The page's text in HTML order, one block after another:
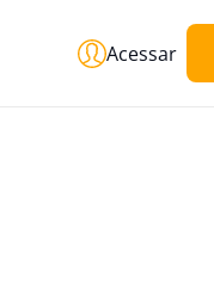
Acessar